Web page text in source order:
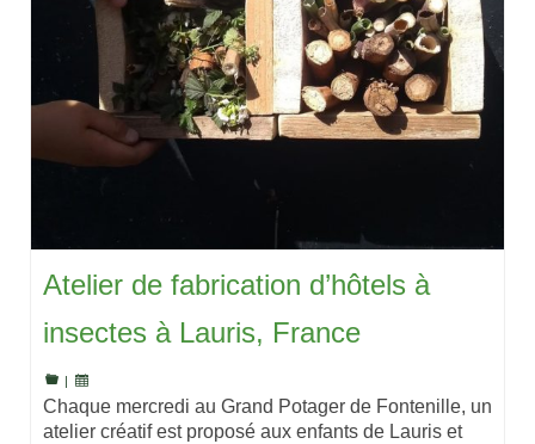
Atelier de fabrication d’hôtels à
insectes à Lauris, France
Chaque mercredi au Grand Potager de Fontenille, un
atelier créatif est proposé aux enfants de Lauris et